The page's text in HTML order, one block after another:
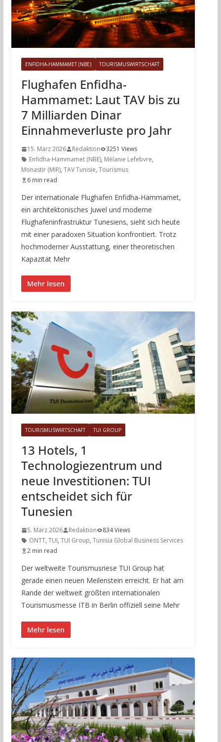
ENFIDHA-HAMMAMET (NBE) TOURISMUSWIRTSCHAFT
Flughafen Enfidha-
Hammamet: Laut TAV bis zu
7 Milliarden Dinar
Einnahmeverluste pro Jahr
15. März 2026 Redaktion
3251 Views
Enfidha-Hammamet (NBE), Mélanie Lefebvre,
Monastir (MIR), TAV Tunisie, Tourismus
6 min read
Der internationale Flughafen Enfidha-Hammamet,
ein architektonisches Juwel und moderne
Flughafeninfrastruktur Tunesiens, sieht sich heute
mit einer paradoxen Situation konfrontiert. Trotz
hochmoderner Ausstattung, einer theoretischen
Kapazität Mehr
Mehr lesen
TOURISMUSWIRTSCHAFT TUI GROUP
13 Hotels, 1
Technologiezentrum und
neue Investitionen: TUI
entscheidet sich für
Tunesien
5. März 2026 Redaktion
834 Views
ONTT, TUI, TUI Group, Tunisia Global Business Services
2 min read
Der weltweite Tourismusriese TUI Group hat
gerade einen neuen Meilenstein erreicht. Er hat am
Rande der weltweit größten internationalen
Tourismusmesse ITB in Berlin offiziell seine Mehr
Mehr lesen